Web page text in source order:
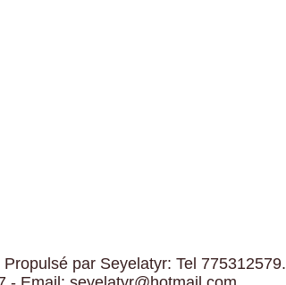
par Seyelatyr: Tel 775312579.